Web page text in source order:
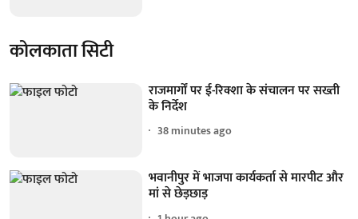
कोलकाता सिटी
राजमार्गों पर ई-रिक्शा के संचालन पर सख्ती
के निर्देश
38 minutes ago
भवानीपुर में भाजपा कार्यकर्ता से मारपीट और
मां से छेड़छाड़